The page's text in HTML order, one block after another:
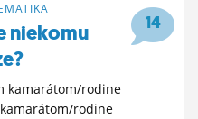
14
niekomu
kamarátom/rodine
rodine